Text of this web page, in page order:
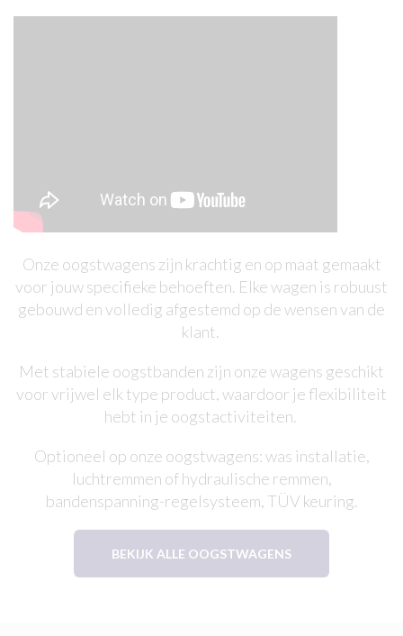
Onze oogstwagens zijn krachtig en op maat gemaakt
voor jouw specifieke behoeften. Elke wagen is robuust
gebouwd en volledig afgestemd op de wensen van de
klant.
Met stabiele oogstbanden zijn onze wagens geschikt
voor vrijwel elk type product, waardoor je flexibiliteit
hebt in je oogstactiviteiten.
Optioneel op onze oogstwagens: was installatie,
luchtremmen of hydraulische remmen,
bandenspanning-regelsysteem, TÜV keuring.
BEKIJK ALLE OOGSTWAGENS